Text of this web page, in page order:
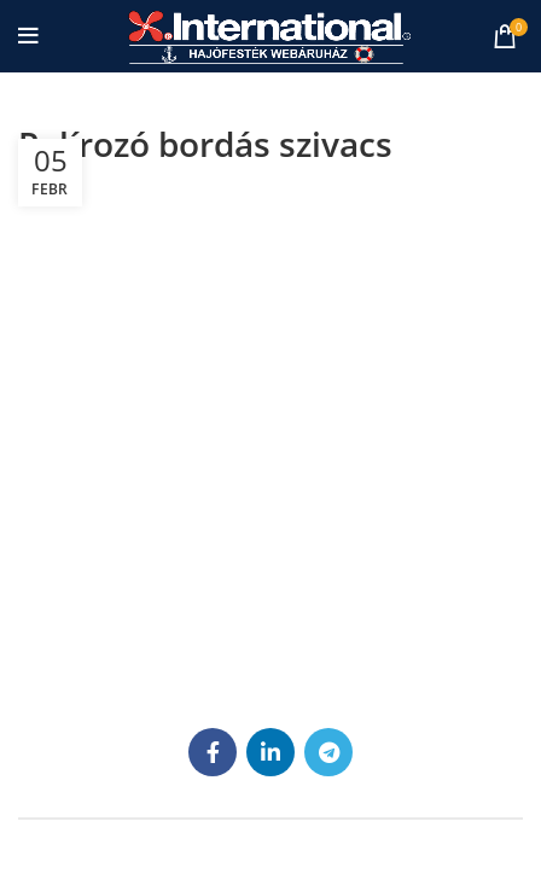
0
Polírozó bordás szivacs
05
FEBR